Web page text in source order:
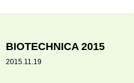
BIOTECHNICA 2015
2015.11.19